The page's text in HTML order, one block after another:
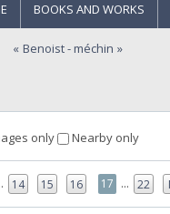
BOOKS AND WORKS
Benoist - méchin
only Nearby only
14 15 16 17 ... 22